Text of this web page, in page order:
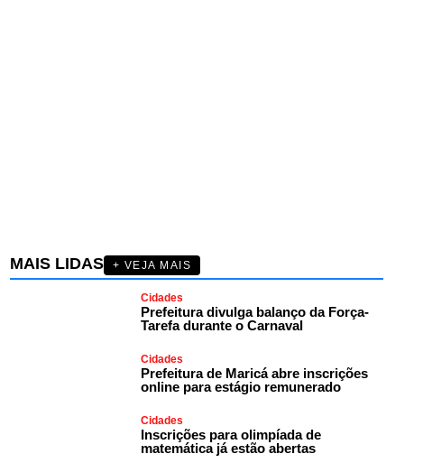
MAIS LIDAS + VEJA MAIS
Cidades
Prefeitura divulga balanço da Força-
Tarefa durante o Carnaval
Cidades
Prefeitura de Maricá abre inscrições
online para estágio remunerado
Cidades
Inscrições para olimpíada de
matemática já estão abertas